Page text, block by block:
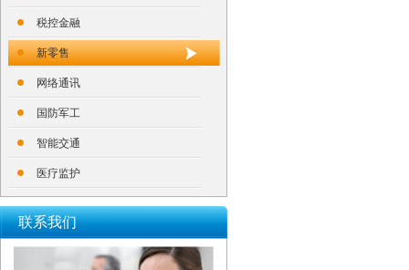
税控金融
新零售
网络通讯
国防军工
智能交通
医疗监护
联系我们